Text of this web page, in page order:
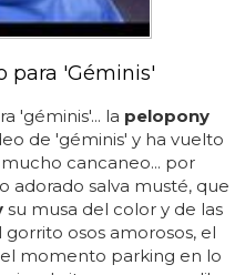
para 'Géminis'
'géminis'... la pelopony
de 'géminis' y ha vuelto
cancaneo... por
adorado salva musté, que
su musa del color y de las
osos amorosos, el
momento parking en lo